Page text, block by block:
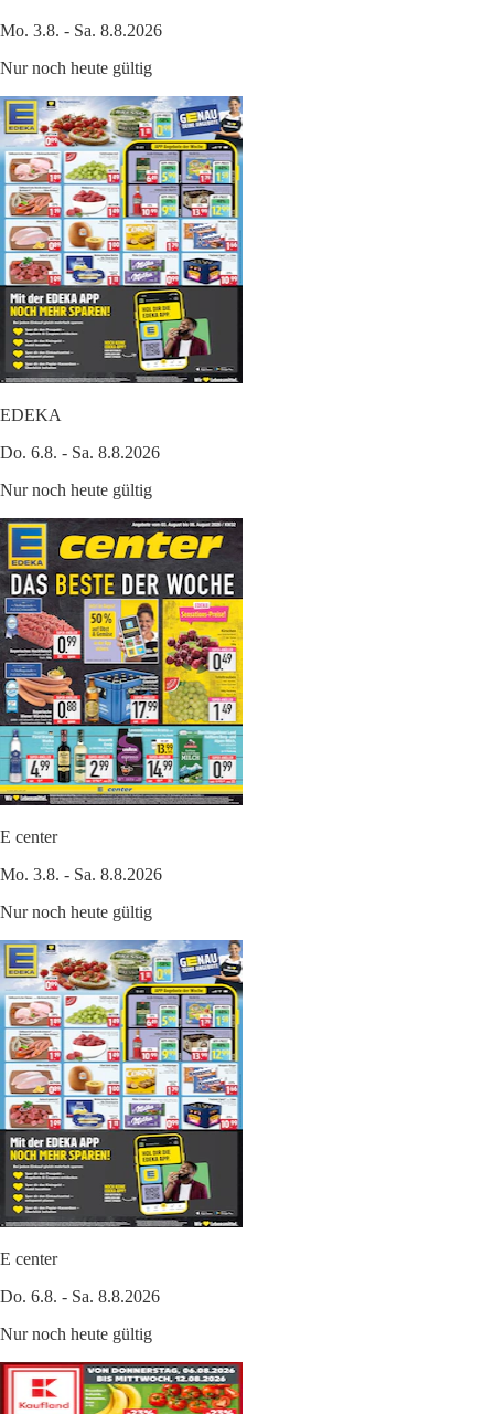
Mo. 3.8. - Sa. 8.8.2026
Nur noch heute gültig
EDEKA
Do. 6.8. - Sa. 8.8.2026
Nur noch heute gültig
E center
Mo. 3.8. - Sa. 8.8.2026
Nur noch heute gültig
E center
Do. 6.8. - Sa. 8.8.2026
Nur noch heute gültig